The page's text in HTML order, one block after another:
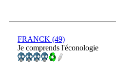
FRANCK (49)
Je comprends l'éconologie